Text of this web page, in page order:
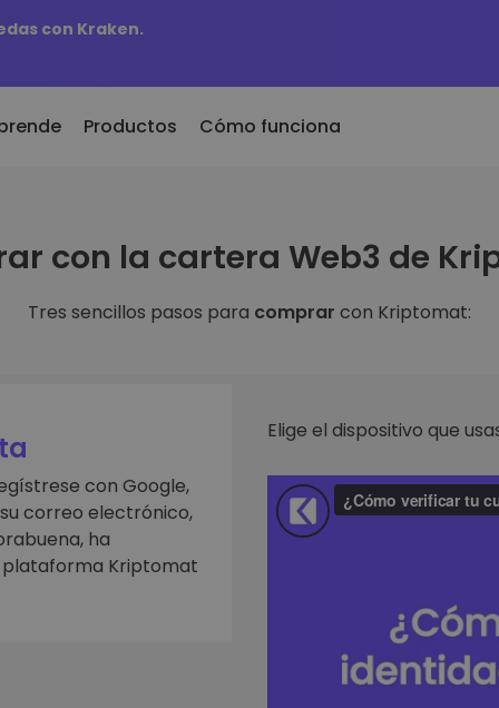
con Kraken.
recientemente
recién añadidos a
comprado 100€
Productos
invertir en
KriptoEarn
Gana recompensas con tus
Bóveda
regularmente (DCA)
Cómo funciona
con la cartera Web3 de
Tres sencillos pasos para comprar con Kriptomat:
con Google,
correo electrónico,
ha
plataforma Kriptomat
Elige el dispositivo que